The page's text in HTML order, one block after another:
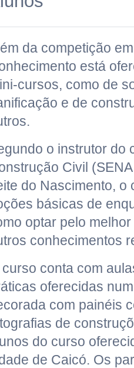
da competição
está
cursos, como de
e de
o instrutor do
Civil
do Nascimento, o
básicas de
optar pelo
conhecimentos
curso conta com
oferecidas
com painéis
de
do curso
de Caicó. Os